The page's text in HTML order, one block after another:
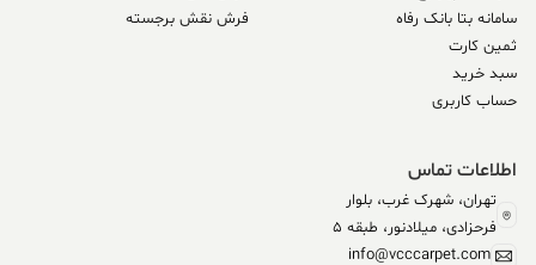
سامانه بتا بانک رفاه
ثمین کارت
سبد خرید
حساب کاربری
فرش نقش برجسته
اطلاعات تماس
تهران، شهرک غرب، بلوار
فرحزادی، میلادنور، طبقه 5
info@vcccarpet.com